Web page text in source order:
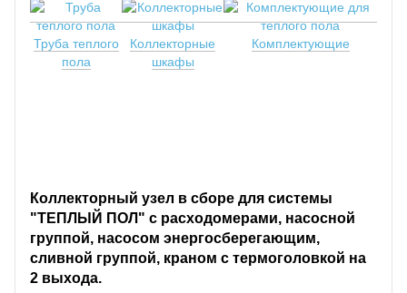
Труба теплого
пола
Коллекторные
шкафы
Комплектующие
Коллекторный узел в сборе для системы
"ТЕПЛЫЙ ПОЛ" с расходомерами, насосной
группой, насосом энергосберегающим,
сливной группой, краном с термоголовкой на
2 выхода.